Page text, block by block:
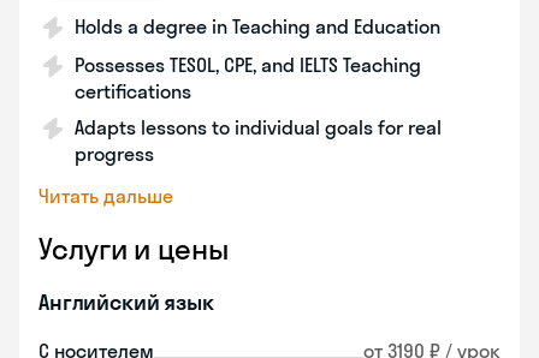
Holds a degree in Teaching and Education
Possesses TESOL, CPE, and IELTS Teaching
certifications
Adapts lessons to individual goals for real
progress
Читать дальше
Услуги и цены
Английский язык
С носителем от 3190 ₽ / урок